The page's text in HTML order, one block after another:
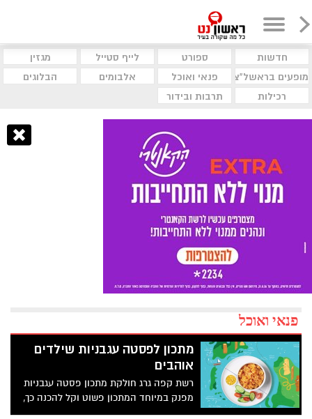
חדשות ספורט לייף סטייל
מגזין
מופעים בראשל"צ
פנאי ואוכל אלבומים
הבלוגים
רכילות
תרבות ובידור
פנאי ואוכל
מתכון לפסטה עגבניות שילדים
אוהבים
רשת קפה גרג חולקת מתכון פסטה עגבניות
מפנק במיוחד המתכון פשוט וקל להכנה כך,
שאפילו הילדים יוכלו להכינו לבד בחופשת